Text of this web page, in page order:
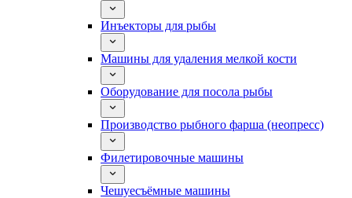
Инъекторы для рыбы
Машины для удаления мелкой кости
Оборудование для посола рыбы
Производство рыбного фарша (неопресс)
Филетировочные машины
Чешуесъёмные машины